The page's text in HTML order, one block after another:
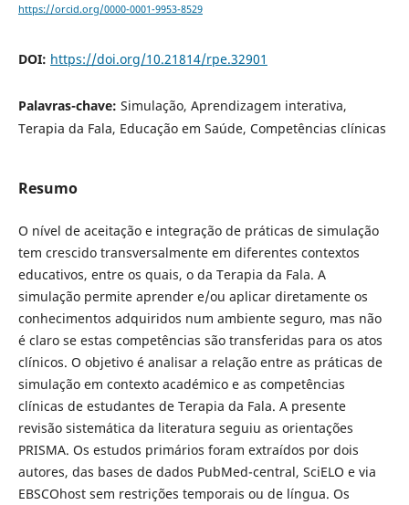
https://orcid.org/0000-0001-9953-8529
DOI: https://doi.org/10.21814/rpe.32901
Palavras-chave: Simulação, Aprendizagem interativa,
Terapia da Fala, Educação em Saúde, Competências clínicas
Resumo
O nível de aceitação e integração de práticas de simulação
tem crescido transversalmente em diferentes contextos
educativos, entre os quais, o da Terapia da Fala. A
simulação permite aprender e/ou aplicar diretamente os
conhecimentos adquiridos num ambiente seguro, mas não
é claro se estas competências são transferidas para os atos
clínicos. O objetivo é analisar a relação entre as práticas de
simulação em contexto académico e as competências
clínicas de estudantes de Terapia da Fala. A presente
revisão sistemática da literatura seguiu as orientações
PRISMA. Os estudos primários foram extraídos por dois
autores, das bases de dados PubMed-central, SciELO e via
EBSCOhost sem restrições temporais ou de língua. Os